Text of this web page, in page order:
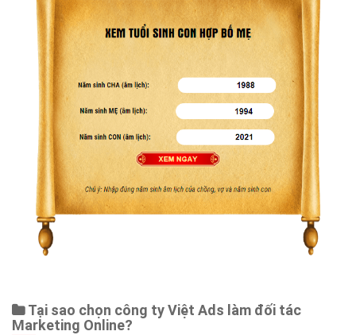
Tại sao chọn công ty Việt Ads làm đối tác
Marketing Online?